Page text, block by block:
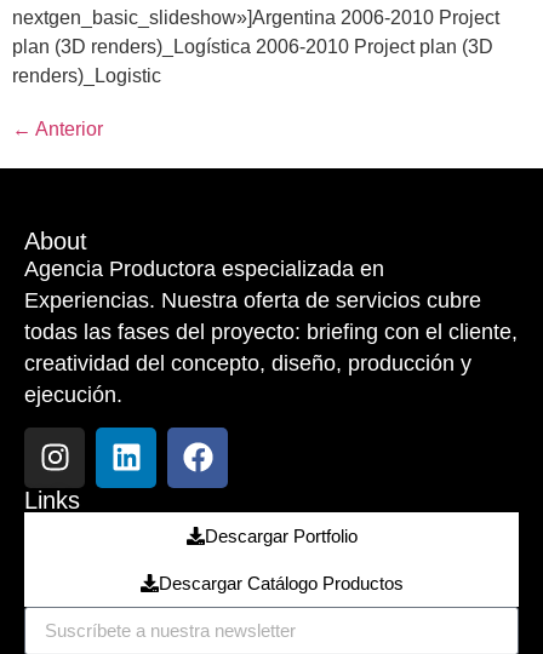
nextgen_basic_slideshow»]Argentina 2006-2010 Project
plan (3D renders)_Logística 2006-2010 Project plan (3D
renders)_Logistic
← Anterior
About
Agencia Productora especializada en
Experiencias. Nuestra oferta de servicios cubre
todas las fases del proyecto: briefing con el cliente,
creatividad del concepto, diseño, producción y
ejecución.
Links
Descargar Portfolio
Descargar Catálogo Productos